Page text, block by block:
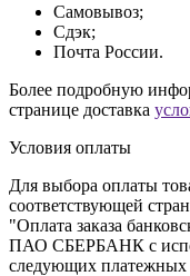
Самовывоз;
Сдэк;
Почта России.
Более подробную
странице доставка
Условия оплаты
Для выбора оплаты
соответствующей
"Оплата заказа
ПАО СБЕРБАНК с
следующих платежных